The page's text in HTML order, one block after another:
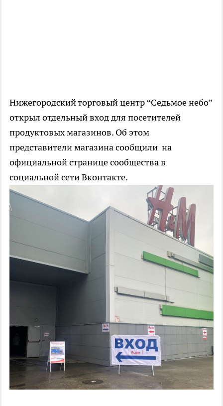
Нижегородский торговый центр “Седьмое небо”
открыл отдельный вход для посетителей
продуктовых магазинов. Об этом
представители магазина сообщили на
официальной странице сообщества в
социальной сети Вконтакте.